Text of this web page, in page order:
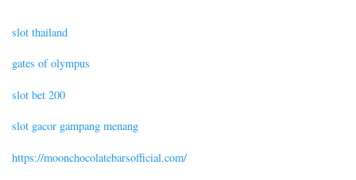
slot thailand
gates of olympus
slot bet 200
slot gacor gampang menang
https://moonchocolatebarsofficial.com/